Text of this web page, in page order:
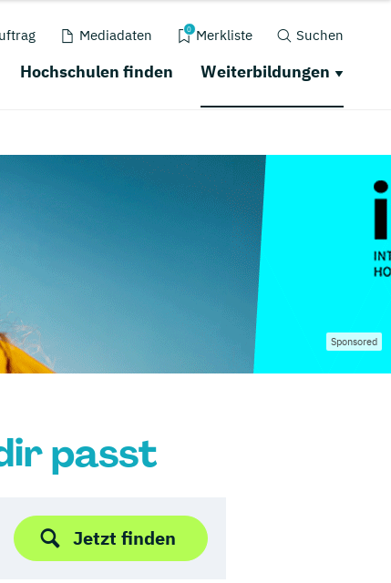
Mediadaten 0 Merkliste Suchen
Hochschulen finden Weiterbildungen
Sponsored
passt
Jetzt finden